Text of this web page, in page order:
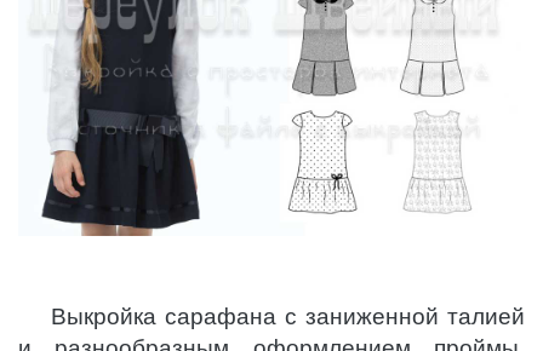
Выкройка сарафана с заниженной талией